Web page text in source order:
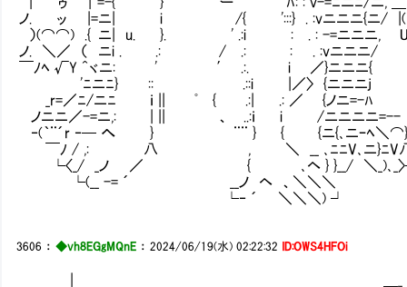
ノ. ッ |=ニ| i /{ ':::} . :vニニニ
）(⌒⌒) .{ ニ| u. }. ' .:i : . : -=ニニ
ノ. ＼／ （ ニi . .: / .: : . :vニニ
￣ﾉﾍ √Y ^ヾニ: ' ′ .:. i ／}ニニニ
'ﾆニﾆ} :: .::i |／〉 {ニニ
_r=／ﾆ/ニﾆ ｉ || ﾟ { .:| .: ／
ノニニ／-=ニ,: | || 、 ..:ｉ i /
‐(｀¨´r ‐─ へ } ¨¨ } { {ニ{､ニｰ
￣ﾉ / ,: 八 , ＼ __ ､ﾆﾆV､ニ}
└〈_/ _ノ ／ { ､ヘ } }__/ ＼
└(__ -= ´ __ノ ヘ 、＼＼＼
└‐ ´ ＼＼＼) ┘
3606 ：◆vh8EGgMQnE ：2024/06/19(水) 02:22:32 ID:OWS4HFOi